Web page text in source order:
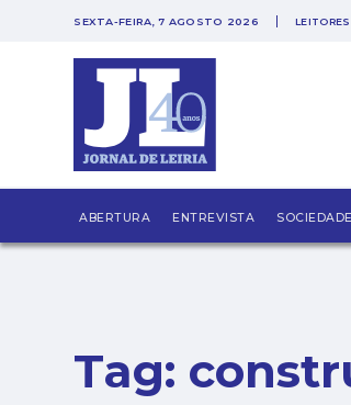
SEXTA-FEIRA, 7 AGOSTO 2026 LEITORES
ABERTURA ENTREVISTA SOCIEDADE
Tag: